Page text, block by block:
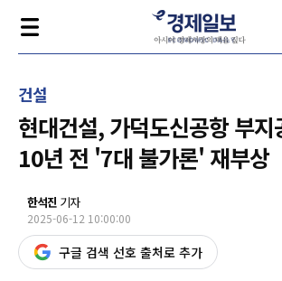
건설
현대건설, 가덕도신공항 부
10년 전 '7대 불가론' 재부상
한석진 기자
2025-06-12 10:00:00
구글 검색 선호 출처로 추가